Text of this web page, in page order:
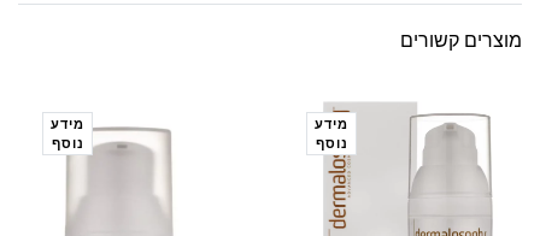
מוצרים קשורים
מידע
נוסף
מידע
נוסף